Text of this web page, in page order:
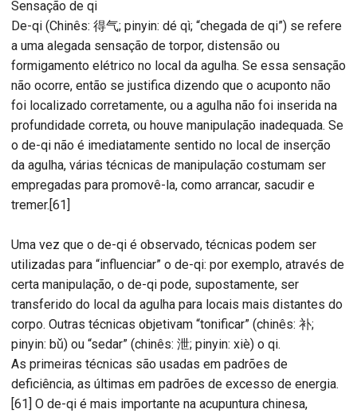
Sensação de qi
De-qi (Chinês: 得气; pinyin: dé qì; “chegada de qi”) se refere
a uma alegada sensação de torpor, distensão ou
formigamento elétrico no local da agulha. Se essa sensação
não ocorre, então se justifica dizendo que o acuponto não
foi localizado corretamente, ou a agulha não foi inserida na
profundidade correta, ou houve manipulação inadequada. Se
o de-qi não é imediatamente sentido no local de inserção
da agulha, várias técnicas de manipulação costumam ser
empregadas para promovê-la, como arrancar, sacudir e
tremer.[61]
Uma vez que o de-qi é observado, técnicas podem ser
utilizadas para “influenciar” o de-qi: por exemplo, através de
certa manipulação, o de-qi pode, supostamente, ser
transferido do local da agulha para locais mais distantes do
corpo. Outras técnicas objetivam “tonificar” (chinês: 补;
pinyin: bǔ) ou “sedar” (chinês: 泄; pinyin: xiè) o qi.
As primeiras técnicas são usadas em padrões de
deficiência, as últimas em padrões de excesso de energia.
[61] O de-qi é mais importante na acupuntura chinesa,